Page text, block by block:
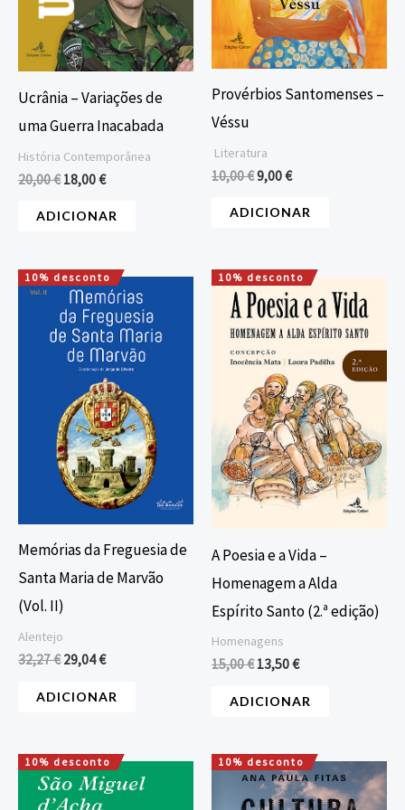
Ucrânia – Variações de
uma Guerra Inacabada
História Contemporânea
20,00€ 18,00€
ADICIONAR
Provérbios Santomenses –
Véssu
Literatura
10,00€9,00€
ADICIONAR
10% desconto
Memórias da Freguesia de
Santa Maria de Marvão
(Vol. II)
Alentejo
32,27€
O
preço
original
era:
32,27 €.
29,04€
O
preço
atual
é:
29,04 €.
ADICIONAR
10% desconto
A Poesia e a Vida –
Homenagem a Alda
Espírito Santo (2.ª edição)
Homenagens
15,00€
O
preço
original
era:
15,00 €.
13,50€
O
preço
atual
é:
ADICIONAR
10% desconto
O
preço
original
O
preço
atual
10% desconto
O
preço
original
O
preço
atual